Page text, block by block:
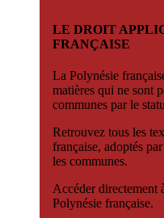
LE DROIT
FRANÇAISE
La Polynésie
matières qui ne sont
communes par le
Retrouvez tous les
française, adoptés
les communes.
Accéder directement
Polynésie française.